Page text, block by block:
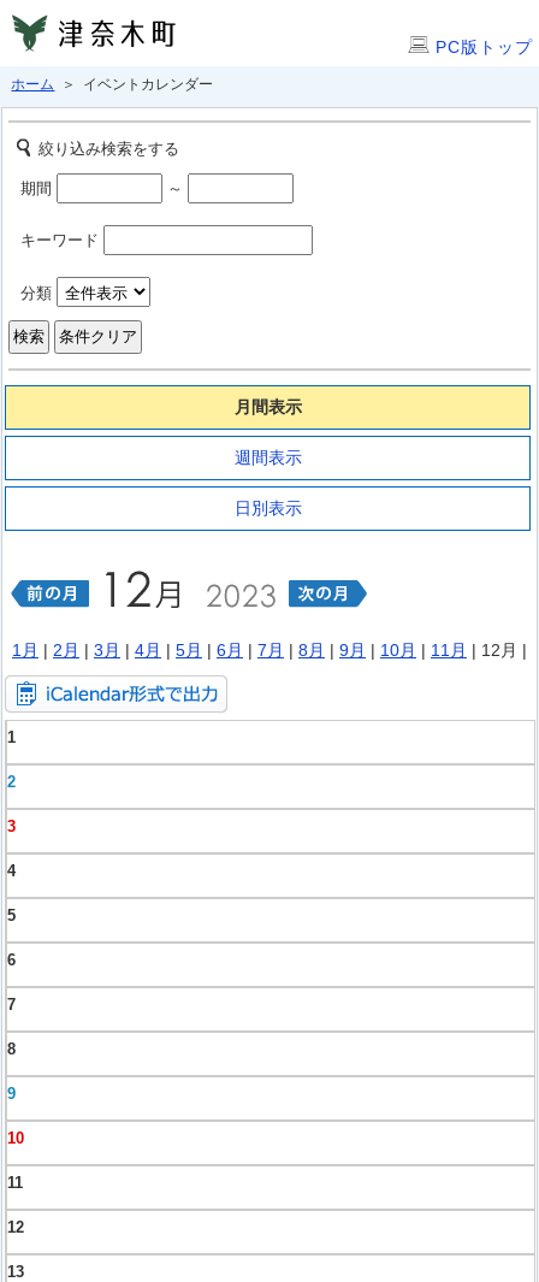
PC版トップ
ホーム ＞ イベントカレンダー
絞り込み検索をする
期間 ～
キーワード
分類
月間表示
週間表示
日別表示
1月 | 2月 | 3月 | 4月 | 5月 | 6月 | 7月 | 8月 | 9月 | 10月 | 11月 | 12月 |
1
2
3
4
5
6
7
8
9
10
11
12
13